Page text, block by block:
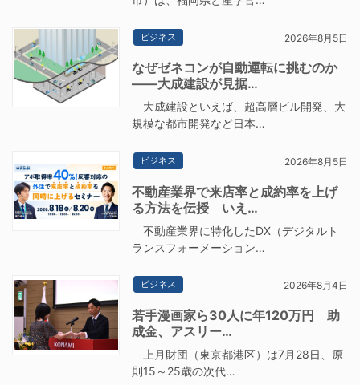
ビジネス 2026年8月5日
なぜゼネコンが自動運転に挑むのか
――大成建設が見据…
大成建設といえば、超高層ビル開発、大
規模な都市開発など日本…
ビジネス 2026年8月5日
不動産業界で来店率と成約率を上げ
る方法を伝授 いえ…
不動産業界に特化したDX（デジタルト
ランスフォーメーション…
ビジネス 2026年8月4日
若手漫画家ら30人に年120万円 助
成金、アスリー…
上月財団（東京都港区）は7月28日、原
則15～25歳の次代…